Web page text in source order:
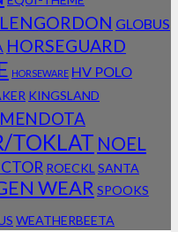
GLOBUS
HORSEGUARD
HORSEWARE HV POLO
KINGSLAND
MENDOTA
TOKLAT NOEL
ROECKL SANTA
WEAR SPOOKS
WEATHERBEETA